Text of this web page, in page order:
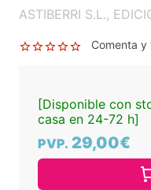
ASTIBERRI S.L.,
Comenta y
[Disponible con
casa en 24-72 h]
PVP. 29,00€